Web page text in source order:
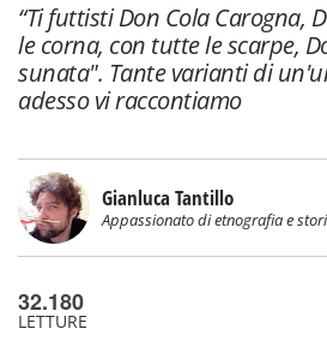
“Ti futtisti Don Cola Carogna,
le corna, con tutte le scarpe,
sunata". Tante varianti di
adesso vi raccontiamo
Gianluca Tantillo
Appassionato di etnografia e
32.180
LETTURE